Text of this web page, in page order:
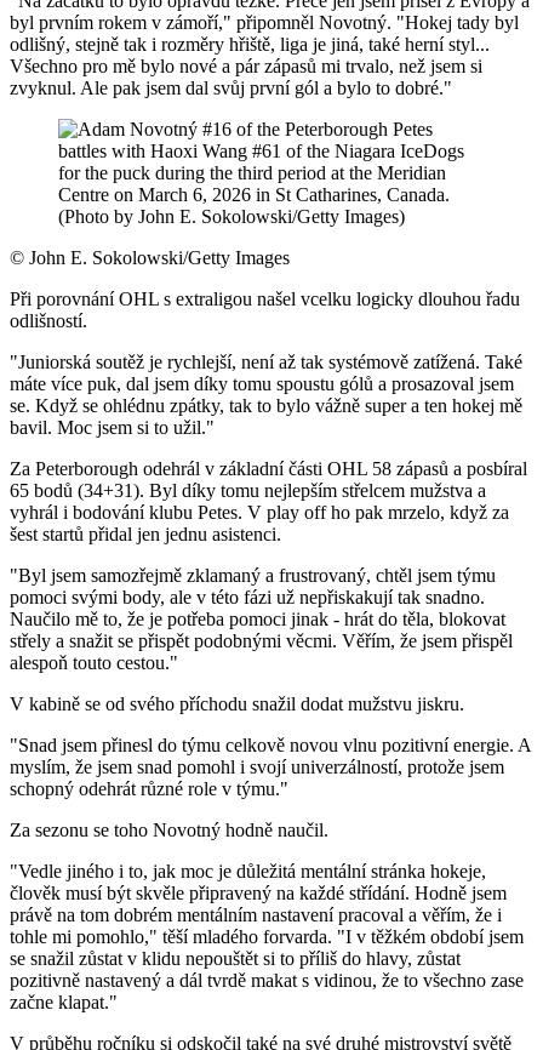
byl prvním rokem v zámoří," připomněl Novotný. "Hokej tady byl
odlišný, stejně tak i rozměry hřiště, liga je jiná, také herní styl...
Všechno pro mě bylo nové a pár zápasů mi trvalo, než jsem si
zvyknul. Ale pak jsem dal svůj první gól a bylo to dobré."
© John E. Sokolowski/Getty Images
Při porovnání OHL s extraligou našel vcelku logicky dlouhou řadu
odlišností.
"Juniorská soutěž je rychlejší, není až tak systémově zatížená. Také
máte více puk, dal jsem díky tomu spoustu gólů a prosazoval jsem
se. Když se ohlédnu zpátky, tak to bylo vážně super a ten hokej mě
bavil. Moc jsem si to užil."
Za Peterborough odehrál v základní části OHL 58 zápasů a posbíral
65 bodů (34+31). Byl díky tomu nejlepším střelcem mužstva a
vyhrál i bodování klubu Petes. V play off ho pak mrzelo, když za
šest startů přidal jen jednu asistenci.
"Byl jsem samozřejmě zklamaný a frustrovaný, chtěl jsem týmu
pomoci svými body, ale v této fázi už nepřiskakují tak snadno.
Naučilo mě to, že je potřeba pomoci jinak - hrát do těla, blokovat
střely a snažit se přispět podobnými věcmi. Věřím, že jsem přispěl
alespoň touto cestou."
V kabině se od svého příchodu snažil dodat mužstvu jiskru.
"Snad jsem přinesl do týmu celkově novou vlnu pozitivní energie. A
myslím, že jsem snad pomohl i svojí univerzálností, protože jsem
schopný odehrát různé role v týmu."
Za sezonu se toho Novotný hodně naučil.
"Vedle jiného i to, jak moc je důležitá mentální stránka hokeje,
člověk musí být skvěle připravený na každé střídání. Hodně jsem
právě na tom dobrém mentálním nastavení pracoval a věřím, že i
tohle mi pomohlo," těší mladého forvarda. "I v těžkém období jsem
se snažil zůstat v klidu nepouštět si to příliš do hlavy, zůstat
pozitivně nastavený a dál tvrdě makat s vidinou, že to všechno zase
začne klapat."
V průběhu ročníku si odskočil také na své druhé mistrovství světě